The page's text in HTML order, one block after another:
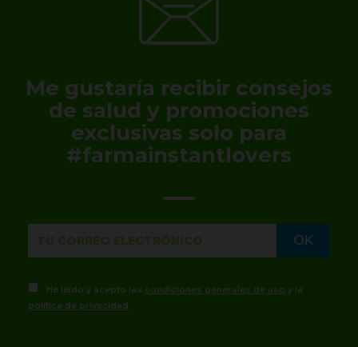
Me gustaría recibir consejos
de salud y promociones
exclusivas solo para
#farmainstantlovers
He leído y acepto las condiciones generales de uso y la
política de privacidad